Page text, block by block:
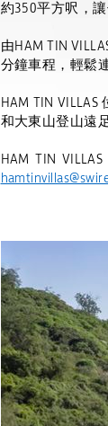
約350平方呎，
由HAM TIN
分鐘車程，輕鬆
HAM TIN VILLAS
和大東山登山遠
HAM TIN VILLAS